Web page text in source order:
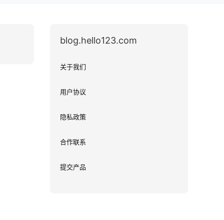
blog.hello123.com
关于我们
用户协议
隐私政策
合作联系
提交产品